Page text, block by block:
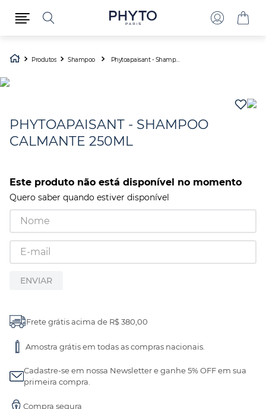
Produtos Shampoo Phytoapaisant - Shampoo Calmante 250ml
PHYTOAPAISANT - SHAMPOO
CALMANTE 250ML
Este produto não está disponível no momento
Quero saber quando estiver disponível
ENVIAR
Frete grátis acima de R$ 380,00
Amostra grátis em todas as compras nacionais.
Cadastre-se em nossa Newsletter e ganhe 5% OFF em sua
primeira compra.
Compra segura